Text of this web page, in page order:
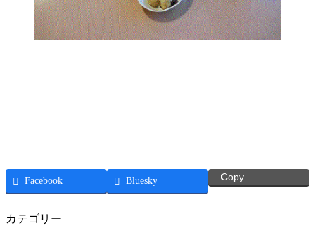
Facebook Bluesky Copy
カテゴリー